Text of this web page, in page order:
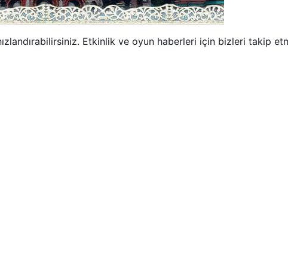
Etkinlik ve oyun haberleri için bizleri takip